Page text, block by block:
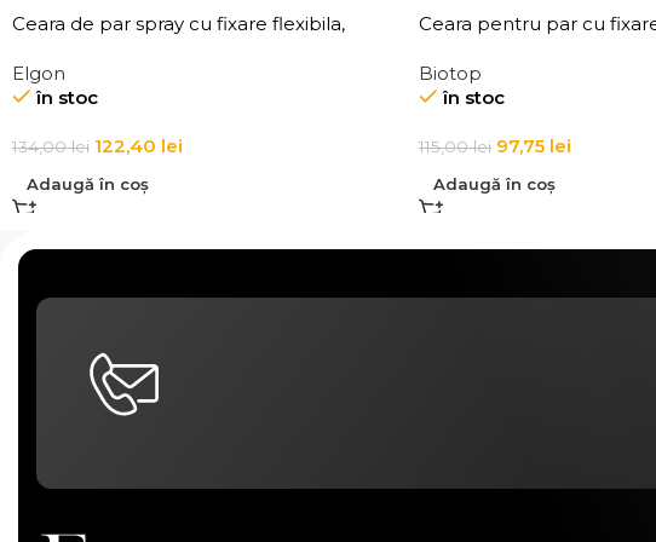
Ceara de par spray cu fixare flexibila,
Elgon
în stoc
134,00lei 122,40 lei
Adaugă în coș
Ceara pentru par cu
Biotop
în stoc
115,00lei 97,75 lei
Adaugă în coș